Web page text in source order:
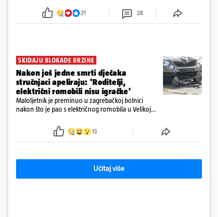
tamošnji liječnici ne vjeruju u oporavak: 'Imamo
21 28
SKIDAJU BLOKADE BRZINE
Nakon još jedne smrti dječaka
stručnjaci apeliraju: 'Roditelji,
električni romobili nisu igračke'
Maloljetnik je preminuo u zagrebačkoj bolnici
nakon što je pao s električnog romobila u Velikoj
13
Učitaj više